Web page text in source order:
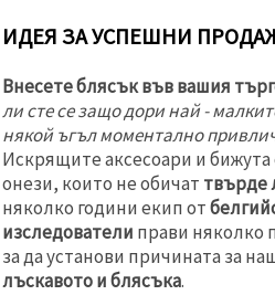
ИДЕЯ ЗА УСПЕШНИ
Внесете блясък във вашия
ли сте се защо дори най -
някой ъгъл моментално
Искрящите аксесоари и
онези, които не обичат твърде
няколко години екип от
изследователи прави няколко
за да установи причината за
лъскавото и блясъка.